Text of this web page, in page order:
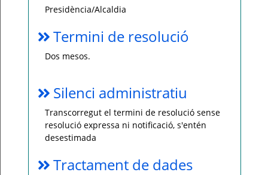
Presidència/Alcaldia
Termini de resolució
Dos mesos.
Silenci administratiu
Transcorregut el termini de resolució sense
resolució expressa ni notificació, s'entén
desestimada
Tractament de dades